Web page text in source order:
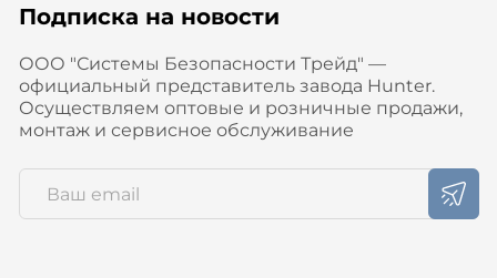
Подписка на новости
ООО "Системы Безопасности Трейд" —
официальный представитель завода Hunter.
Осуществляем оптовые и розничные продажи,
монтаж и сервисное обслуживание